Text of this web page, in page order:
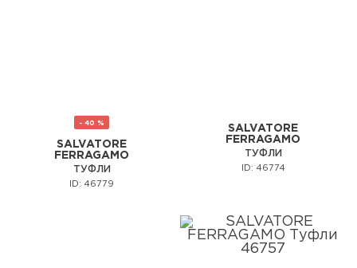
- 40 %
SALVATORE
FERRAGAMO
ТУФЛИ
ID: 46779
SALVATORE
FERRAGAMO
ТУФЛИ
ID: 46774